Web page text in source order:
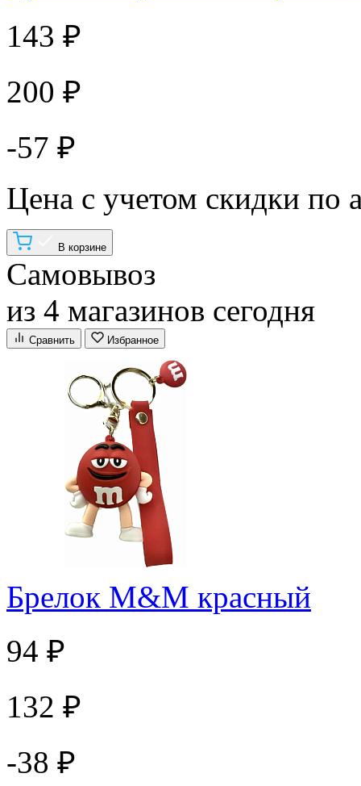
143 ₽
200 ₽
-57 ₽
Цена с учетом скидки по
В корзине
Самовывоз
из 4 магазинов сегодня
Сравнить Избранное
Брелок M&M красный
94 ₽
132 ₽
-38 ₽